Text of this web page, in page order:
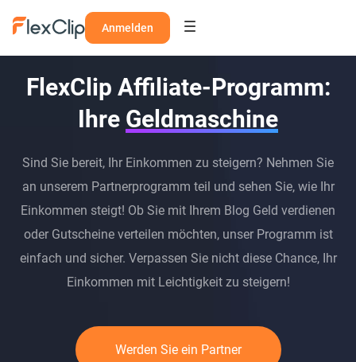
Anmelden
FlexClip Affiliate-Programm:
Ihre Geldmaschine
Sind Sie bereit, Ihr Einkommen zu steigern? Nehmen Sie
an unserem Partnerprogramm teil und sehen Sie, wie Ihr
Einkommen steigt! Ob Sie mit Ihrem Blog Geld verdienen
oder Gutscheine verteilen möchten, unser Programm ist
einfach und sicher. Verpassen Sie nicht diese Chance, Ihr
Einkommen mit Leichtigkeit zu steigern!
Werden Sie ein Partner